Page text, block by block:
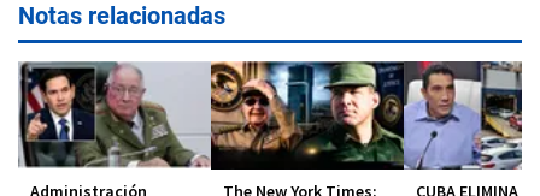
Notas relacionadas
Administración
The New York Times:
CUBA ELIMINA EL